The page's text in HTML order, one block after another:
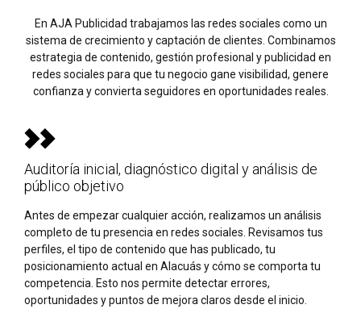
En AJA Publicidad trabajamos las redes sociales como un
sistema de crecimiento y captación de clientes. Combinamos
estrategia de contenido, gestión profesional y publicidad en
redes sociales para que tu negocio gane visibilidad, genere
confianza y convierta seguidores en oportunidades reales.
Auditoría inicial, diagnóstico digital y análisis de
público objetivo
Antes de empezar cualquier acción, realizamos un análisis
completo de tu presencia en redes sociales. Revisamos tus
perfiles, el tipo de contenido que has publicado, tu
posicionamiento actual en Alacuás y cómo se comporta tu
competencia. Esto nos permite detectar errores,
oportunidades y puntos de mejora claros desde el inicio.